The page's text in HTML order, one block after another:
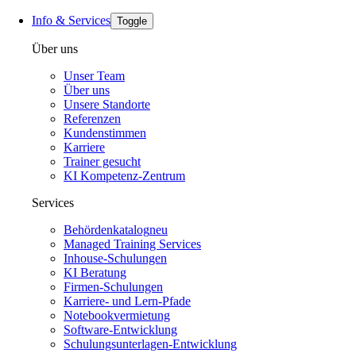
Info & Services Toggle
Über uns
Unser Team
Über uns
Unsere Standorte
Referenzen
Kundenstimmen
Karriere
Trainer gesucht
KI Kompetenz-Zentrum
Services
Behördenkatalogneu
Managed Training Services
Inhouse-Schulungen
KI Beratung
Firmen-Schulungen
Karriere- und Lern-Pfade
Notebookvermietung
Software-Entwicklung
Schulungsunterlagen-Entwicklung